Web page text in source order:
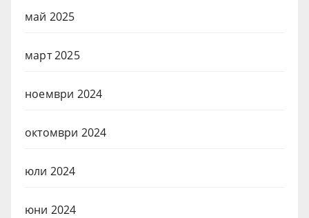
май 2025
март 2025
ноември 2024
октомври 2024
юли 2024
юни 2024